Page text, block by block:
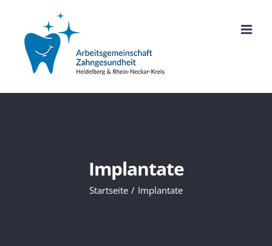
springen
Implantate
Startseite Implantate